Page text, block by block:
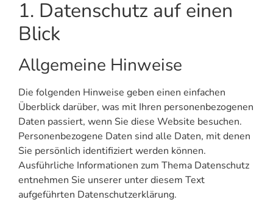
1. Datenschutz auf einen
Blick
Allgemeine Hinweise
Die folgenden Hinweise geben einen einfachen
Überblick darüber, was mit Ihren personenbezogenen
Daten passiert, wenn Sie diese Website besuchen.
Personenbezogene Daten sind alle Daten, mit denen
Sie persönlich identifiziert werden können.
Ausführliche Informationen zum Thema Datenschutz
entnehmen Sie unserer unter diesem Text
aufgeführten Datenschutzerklärung.